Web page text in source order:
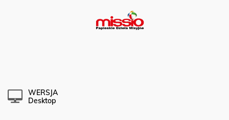
WERSJA
Desktop